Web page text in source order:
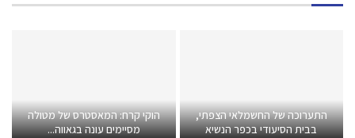
התערוכה של החשמלאי הצפתי,
בבית הסיעודי בכפר הנשיא
הוקי קרח: המאסטרס של מטולה
מסיימים עונה בגאווה...